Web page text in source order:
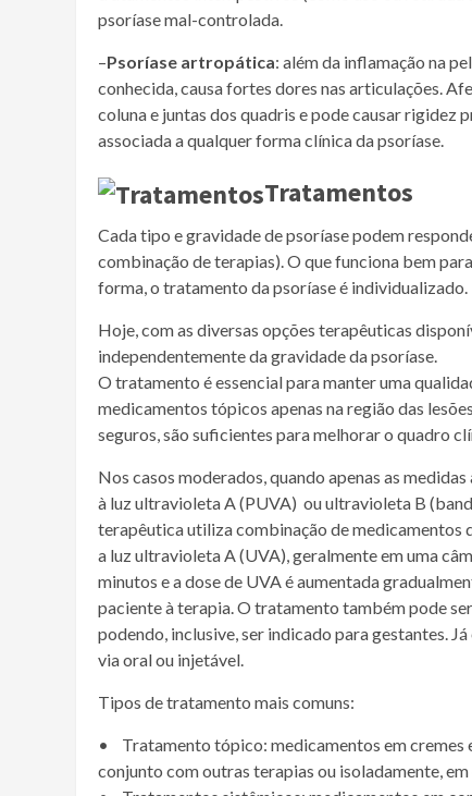
psoríase mal-controlada.
–Psoríase artropática: além da inflamação na
conhecida, causa fortes dores nas articulações.
coluna e juntas dos quadris e pode causar rigidez
associada a qualquer forma clínica da psoríase.
Tratamentos
Cada tipo e gravidade de psoríase podem
combinação de terapias). O que funciona bem
forma, o tratamento da psoríase é individualizado.
Hoje, com as diversas opções terapêuticas
independentemente da gravidade da psoríase.
O tratamento é essencial para manter uma
medicamentos tópicos apenas na região das
seguros, são suficientes para melhorar o quadro
Nos casos moderados, quando apenas as
à luz ultravioleta A (PUVA) ou ultravioleta B
terapêutica utiliza combinação de medicamentos
a luz ultravioleta A (UVA), geralmente em uma
minutos e a dose de UVA é aumentada
paciente à terapia. O tratamento também pode
podendo, inclusive, ser indicado para gestantes.
via oral ou injetável.
Tipos de tratamento mais comuns:
• Tratamento tópico: medicamentos em cremes
conjunto com outras terapias ou isoladamente, em